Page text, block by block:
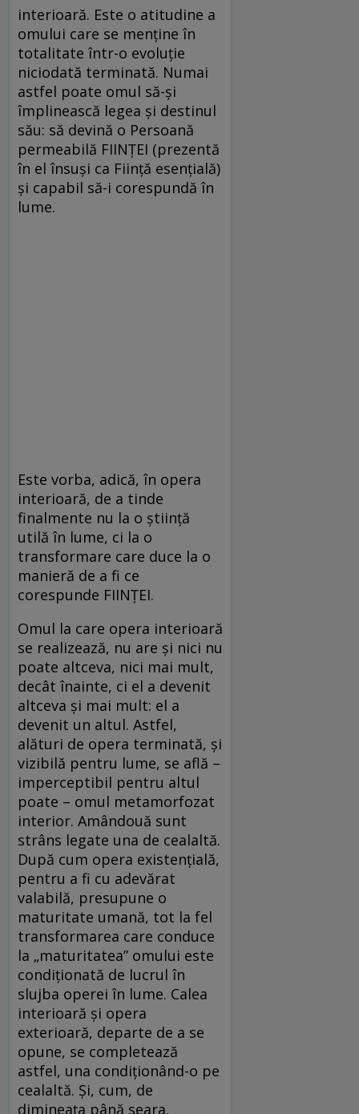
interioară. Este o atitudine a
omului care se menţine în
totalitate într-o evoluţie
niciodată terminată. Numai
astfel poate omul să-şi
împlinească legea şi destinul
său: să devină o Persoană
permeabilă FIINŢEI (prezentă
în el însuşi ca Fiinţă esenţială)
şi capabil să-i corespundă în
lume.
Este vorba, adică, în opera
interioară, de a tinde
finalmente nu la o ştiinţă
utilă în lume, ci la o
transformare care duce la o
manieră de a fi ce
corespunde FIINŢEI.
Omul la care opera interioară
se realizează, nu are şi nici nu
poate altceva, nici mai mult,
decât înainte, ci el a devenit
altceva şi mai mult: el a
devenit un altul. Astfel,
alături de opera terminată, şi
vizibilă pentru lume, se află –
imperceptibil pentru altul
poate – omul metamorfozat
interior. Amândouă sunt
strâns legate una de cealaltă.
După cum opera existenţială,
pentru a fi cu adevărat
valabilă, presupune o
maturitate umană, tot la fel
transformarea care conduce
la „maturitatea” omului este
condiţionată de lucrul în
slujba operei în lume. Calea
interioară şi opera
exterioară, departe de a se
opune, se completează
astfel, una condiţionând-o pe
cealaltă. Şi, cum, de
dimineaţa până seara,